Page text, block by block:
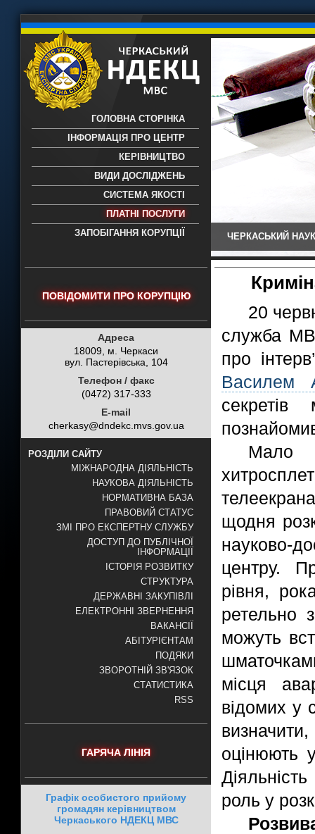
науково-дослідний експертно-
- проведення всих видів судових
експертиз
ГОЛОВНА СТОРІНКА
ІНФОРМАЦІЯ ПРО ЦЕНТР
КЕРІВНИЦТВО
ВИДИ ДОСЛІДЖЕНЬ
СИСТЕМА ЯКОСТІ
ПЛАТНІ ПОСЛУГИ
ЗАПОБІГАННЯ КОРУПЦІЇ
ЧЕРКАСЬКИЙ
ПОВІДОМИТИ ПРО КОРУПЦІЮ
Адреса
18009, м. Черкаси
вул. Пастерівська, 104
Телефон / факс
(0472) 317-333
E-mail
cherkasy@dndekc.mvs.gov.ua
РОЗДІЛИ САЙТУ
МІЖНАРОДНА ДІЯЛЬНІСТЬ
НАУКОВА ДІЯЛЬНІСТЬ
НОРМАТИВНА БАЗА
ПРАВОВИЙ СТАТУС
ЗМІ ПРО ЕКСПЕРТНУ СЛУЖБУ
ДОСТУП ДО ПУБЛІЧНОЇ
ІНФОРМАЦІЇ
ІСТОРІЯ РОЗВИТКУ
СТРУКТУРА
ДЕРЖАВНІ ЗАКУПІВЛІ
ЕЛЕКТРОННІ ЗВЕРНЕННЯ
ВАКАНСІЇ
АБІТУРІЄНТАМ
ПОДЯКИ
ЗВОРОТНІЙ ЗВ'ЯЗОК
СТАТИСТИКА
RSS
ГАРЯЧА ЛІНІЯ
Графік особистого прийому
громадян керівництвом
Черкаського НДЕКЦ МВС
20
служба
про
Василем
Мало
щодня
науково-
центру.
рівня,
ретельно
можуть
місця
відомих у
оцінюють
роль у